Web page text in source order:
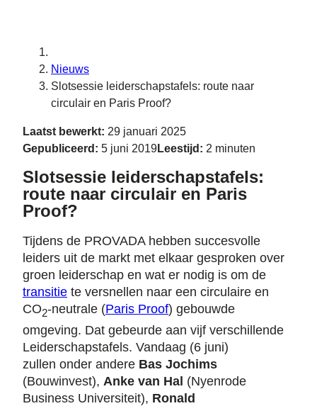
Nieuws
Slotsessie leiderschapstafels: route naar
circulair en Paris Proof?
Laatst bewerkt: 29 januari 2025
Gepubliceerd: 5 juni 2019Leestijd: 2 minuten
Slotsessie leiderschapstafels:
route naar circulair en Paris
Proof?
Tijdens de PROVADA hebben succesvolle
leiders uit de markt met elkaar gesproken over
groen leiderschap en wat er nodig is om de
transitie te versnellen naar een circulaire en
CO2-neutrale (Paris Proof) gebouwde
omgeving. Dat gebeurde aan vijf verschillende
Leiderschapstafels. Vandaag (6 juni)
zullen onder andere Bas Jochims
(Bouwinvest), Anke van Hal (Nyenrode
Business Universiteit), Ronald